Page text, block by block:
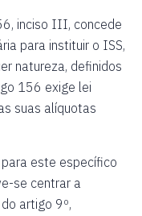
inciso III, concede
para instituir o ISS,
natureza, definidos
156 exige lei
suas alíquotas
este específico
se centrar a
artigo 9º,